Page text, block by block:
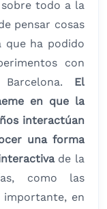
todo a la
pensar cosas
que ha podido
con
El
en que la
interactúan
una forma
de la
como las
en